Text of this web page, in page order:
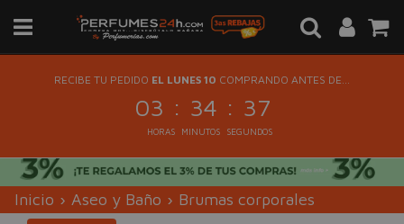
RECIBE TU PEDIDO EL LUNES 10 COMPRANDO ANTES DE...
03 : 34 : 37
HORAS MINUTOS SEGUNDOS
Inicio › Aseo y Baño › Brumas corporales